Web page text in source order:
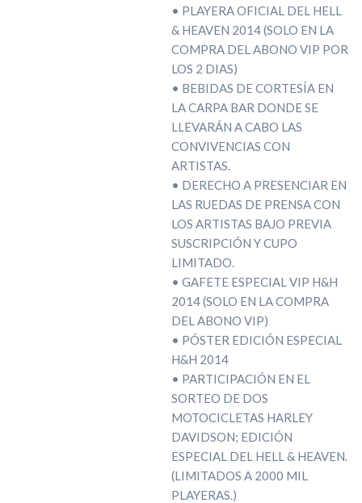
• PLAYERA OFICIAL DEL HELL
& HEAVEN 2014 (SOLO EN LA
COMPRA DEL ABONO VIP POR
LOS 2 DIAS)
• BEBIDAS DE CORTESÍA EN
LA CARPA BAR DONDE SE
LLEVARÁN A CABO LAS
CONVIVENCIAS CON
ARTISTAS.
• DERECHO A PRESENCIAR EN
LAS RUEDAS DE PRENSA CON
LOS ARTISTAS BAJO PREVIA
SUSCRIPCIÓN Y CUPO
LIMITADO.
• GAFETE ESPECIAL VIP H&H
2014 (SOLO EN LA COMPRA
DEL ABONO VIP)
• PÓSTER EDICIÓN ESPECIAL
H&H 2014
• PARTICIPACIÓN EN EL
SORTEO DE DOS
MOTOCICLETAS HARLEY
DAVIDSON; EDICIÓN
ESPECIAL DEL HELL & HEAVEN.
(LIMITADOS A 2000 MIL
PLAYERAS.)